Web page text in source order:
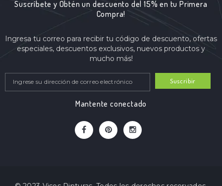
Suscríbete y Obtén un descuento del 15% en tu Primera
Compra!
Ingresa tu correo para recibir tu código de descuento, ofertas
especiales, descuentos exclusivos, nuevos productos y
mucho más!
Suscribir
Mantente conectado